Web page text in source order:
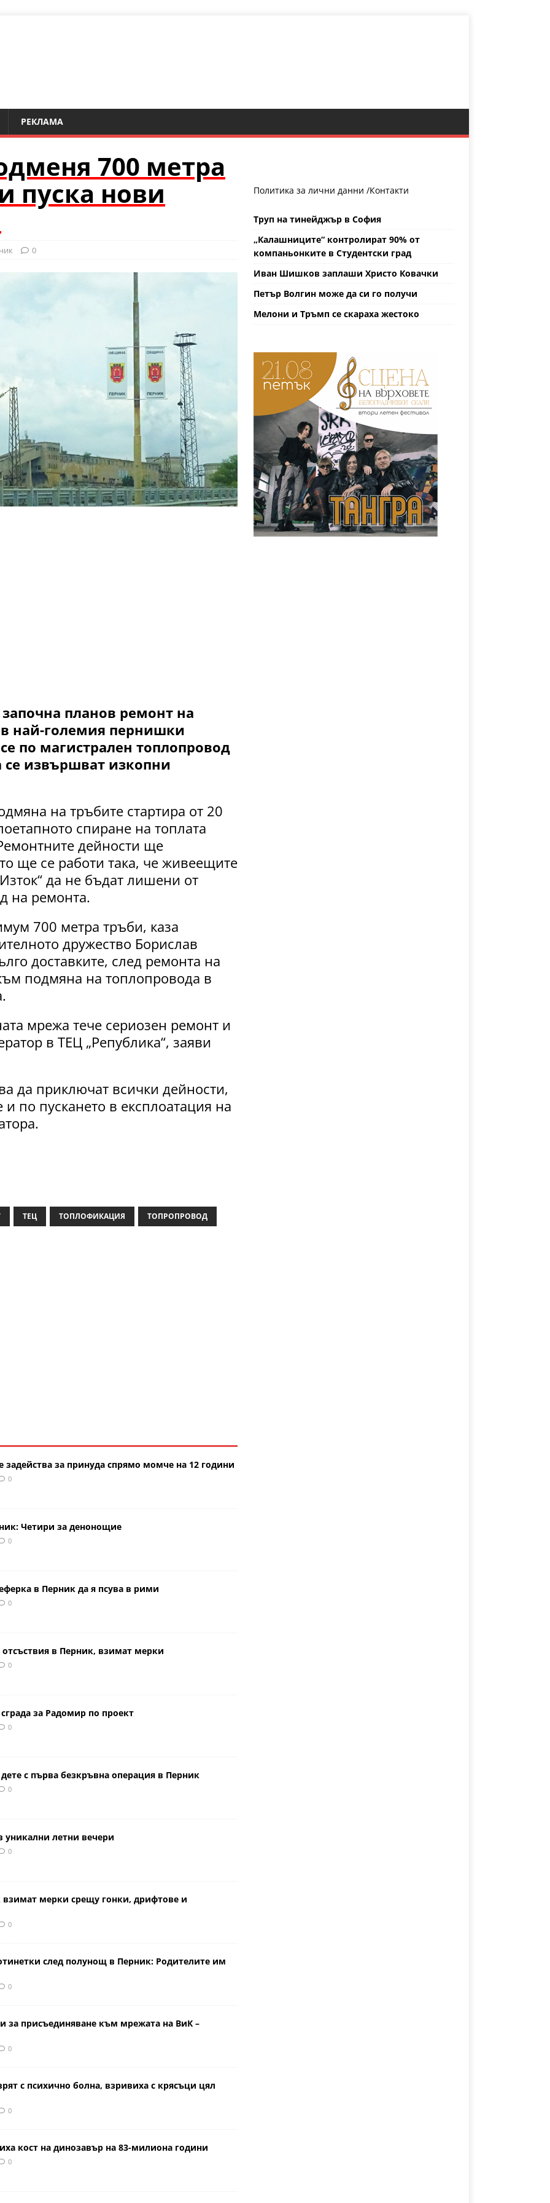
РЕКЛАМА
700 метра
пуска нови
0
планов ремонт на
най-големия пернишки
по магистрален топлопровод
извършват изкопни
на тръбите стартира от 20
спиране на топлата
дейности ще
ще се работи така, че живеещите
да не бъдат лишени от
на ремонта.
700 метра тръби, каза
дружество Борислав
доставките, след ремонта на
подмяна на топлопровода в
мрежа тече сериозен ремонт и
в ТЕЦ „Република“, заяви
да приключат всички дейности,
по пускането в експлоатация на
ТЕЦ ТОПЛОФИКАЦИЯ ТОПРОПРОВОД
задейства за принуда спрямо момче на 12 години
0
Четири за денонощие
0
в Перник да я псува в рими
0
в Перник, взимат мерки
0
за Радомир по проект
0
с първа безкръвна операция в Перник
0
летни вечери
0
мерки срещу гонки, дрифтове и
0
след полунощ в Перник: Родителите им
0
за присъединяване към мрежата на ВиК –
0
с психично болна, взривиха с крясъци цял
0
кост на динозавър на 83-милиона години
0
Политика за лични данни /Контакти
Труп на тинейджър в София
„Калашниците“ контролират 90% от
компаньонките в Студентски град
Иван Шишков заплаши Христо Ковачки
Петър Волгин може да си го получи
Мелони и Тръмп се скараха жестоко